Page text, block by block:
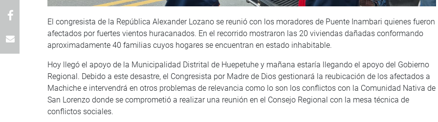
El congresista de la República Alexander Lozano se reunió con los moradores de Puente Inambari quienes fueron
afectados por fuertes vientos huracanados. En el recorrido mostraron las 20 viviendas dañadas conformando
aproximadamente 40 familias cuyos hogares se encuentran en estado inhabitable.
Hoy llegó el apoyo de la Municipalidad Distrital de Huepetuhe y mañana estaría llegando el apoyo del Gobierno
Regional. Debido a este desastre, el Congresista por Madre de Dios gestionará la reubicación de los afectados a
Machiche e intervendrá en otros problemas de relevancia como lo son los conflictos con la Comunidad Nativa de
San Lorenzo donde se comprometió a realizar una reunión en el Consejo Regional con la mesa técnica de
conflictos sociales.